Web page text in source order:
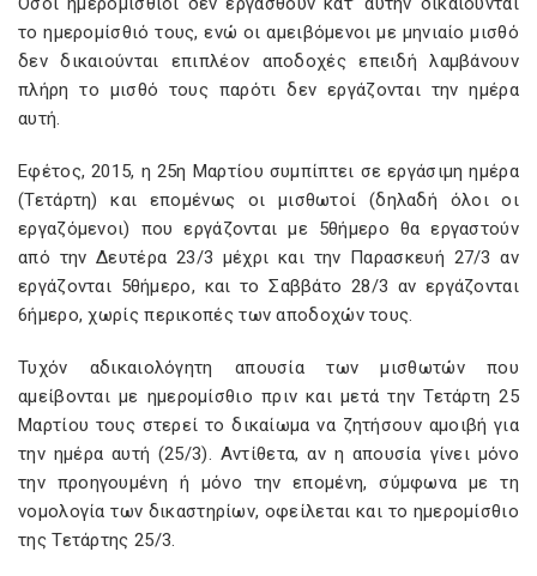
το ημερομίσθιό τους, ενώ οι αμειβόμενοι με μηνιαίο μισθό
δεν δικαιούνται επιπλέον αποδοχές επειδή λαμβάνουν
πλήρη το μισθό τους παρότι δεν εργάζονται την ημέρα
αυτή.
Εφέτος, 2015, η 25η Μαρτίου συμπίπτει σε εργάσιμη ημέρα
(Τετάρτη) και επομένως οι μισθωτοί (δηλαδή όλοι οι
εργαζόμενοι) που εργάζονται με 5θήμερο θα εργαστούν
από την Δευτέρα 23/3 μέχρι και την Παρασκευή 27/3 αν
εργάζονται 5θήμερο, και το Σαββάτο 28/3 αν εργάζονται
6ήμερο, χωρίς περικοπές των αποδοχών τους.
Τυχόν αδικαιολόγητη απουσία των μισθωτών που
αμείβονται με ημερομίσθιο πριν και μετά την Τετάρτη 25
Μαρτίου τους στερεί το δικαίωμα να ζητήσουν αμοιβή για
την ημέρα αυτή (25/3). Αντίθετα, αν η απουσία γίνει μόνο
την προηγουμένη ή μόνο την επομένη, σύμφωνα με τη
νομολογία των δικαστηρίων, οφείλεται και το ημερομίσθιο
της Τετάρτης 25/3.